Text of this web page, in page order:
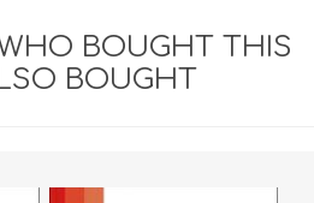
BOUGHT THIS
BOUGHT